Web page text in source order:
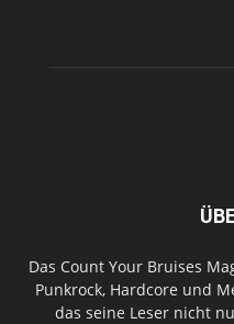
Das Count Your Bruises
Punkrock, Hardcore und
das seine Leser nicht